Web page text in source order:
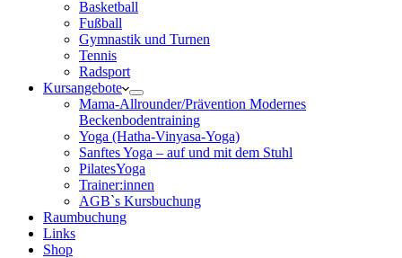
Basketball
Fußball
Gymnastik und Turnen
Tennis
Radsport
Kursangebote
Mama-Allrounder/Prävention Modernes
Beckenbodentraining
Yoga (Hatha-Vinyasa-Yoga)
Sanftes Yoga – auf und mit dem Stuhl
PilatesYoga
Trainer:innen
AGB`s Kursbuchung
Raumbuchung
Links
Shop